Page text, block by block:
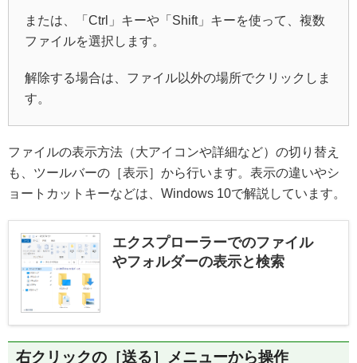
または、「Ctrl」キーや「Shift」キーを使って、複数
ファイルを選択します。
解除する場合は、ファイル以外の場所でクリックしま
す。
ファイルの表示方法（大アイコンや詳細など）の切り替え
も、ツールバーの［表示］から行います。表示の違いやシ
ョートカットキーなどは、Windows 10で解説しています。
エクスプローラーでのファイル
やフォルダーの表示と検索
右クリックの［送る］メニューから操作